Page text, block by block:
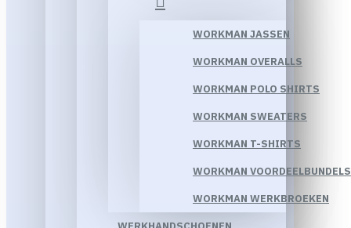
WORKMAN JASSEN
WORKMAN OVERALLS
WORKMAN POLO SHIRTS
WORKMAN SWEATERS
WORKMAN T-SHIRTS
WORKMAN VOORDEELBUNDELS
WORKMAN WERKBROEKEN